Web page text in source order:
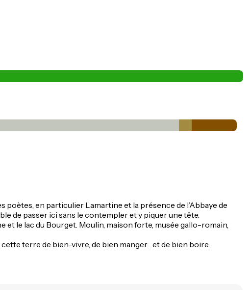
poètes, en particulier Lamartine et la présence de l’Abbaye de
de passer ici sans le contempler et y piquer une tête.
et le lac du Bourget. Moulin, maison forte, musée gallo-romain,
terre de bien-vivre, de bien manger… et de bien boire.